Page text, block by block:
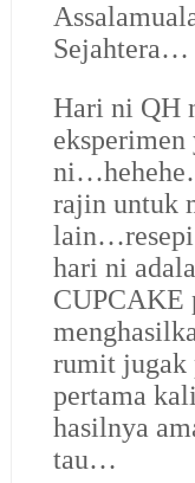
Sejahtera…
Hari ni QH
eksperimen
rajin untuk
lain…resepi
hari ni
rumit jugak
pertama
hasilnya
tau…